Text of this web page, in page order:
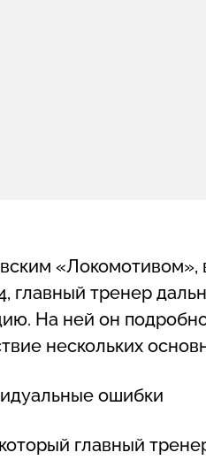
главный тренер
На ней он
нескольких
ошибки
главный